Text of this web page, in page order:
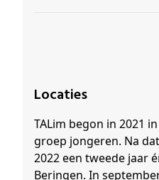
Locaties
TALim begon in 2021
groep jongeren. Na
2022 een tweede jaar
Beringen. In